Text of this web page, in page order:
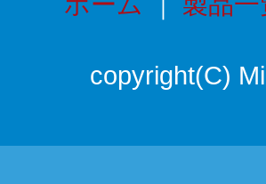
copyright(C)